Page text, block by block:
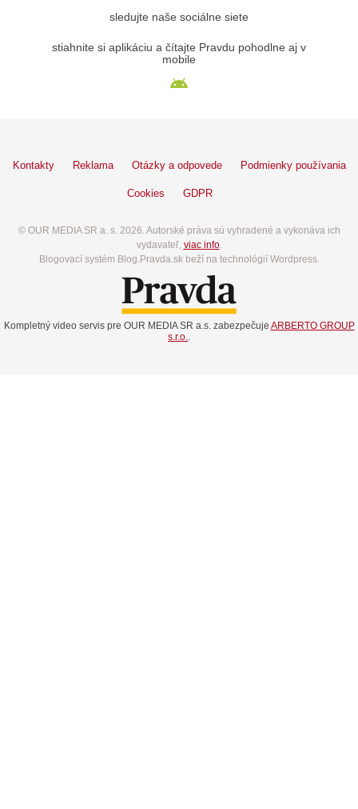
sledujte naše sociálne siete
stiahnite si aplikáciu a čítajte Pravdu pohodlne aj v
mobile
Kontakty Reklama Otázky a odpovede Podmienky používania
Cookies GDPR
© OUR MEDIA SR a. s. 2026. Autorské práva sú vyhradené a vykonáva ich
vydavateľ, viac info.
Blogovací systém Blog.Pravda.sk beží na technológií Wordpress.
Kompletný video servis pre OUR MEDIA SR a.s. zabezpečuje ARBERTO GROUP
s.r.o..